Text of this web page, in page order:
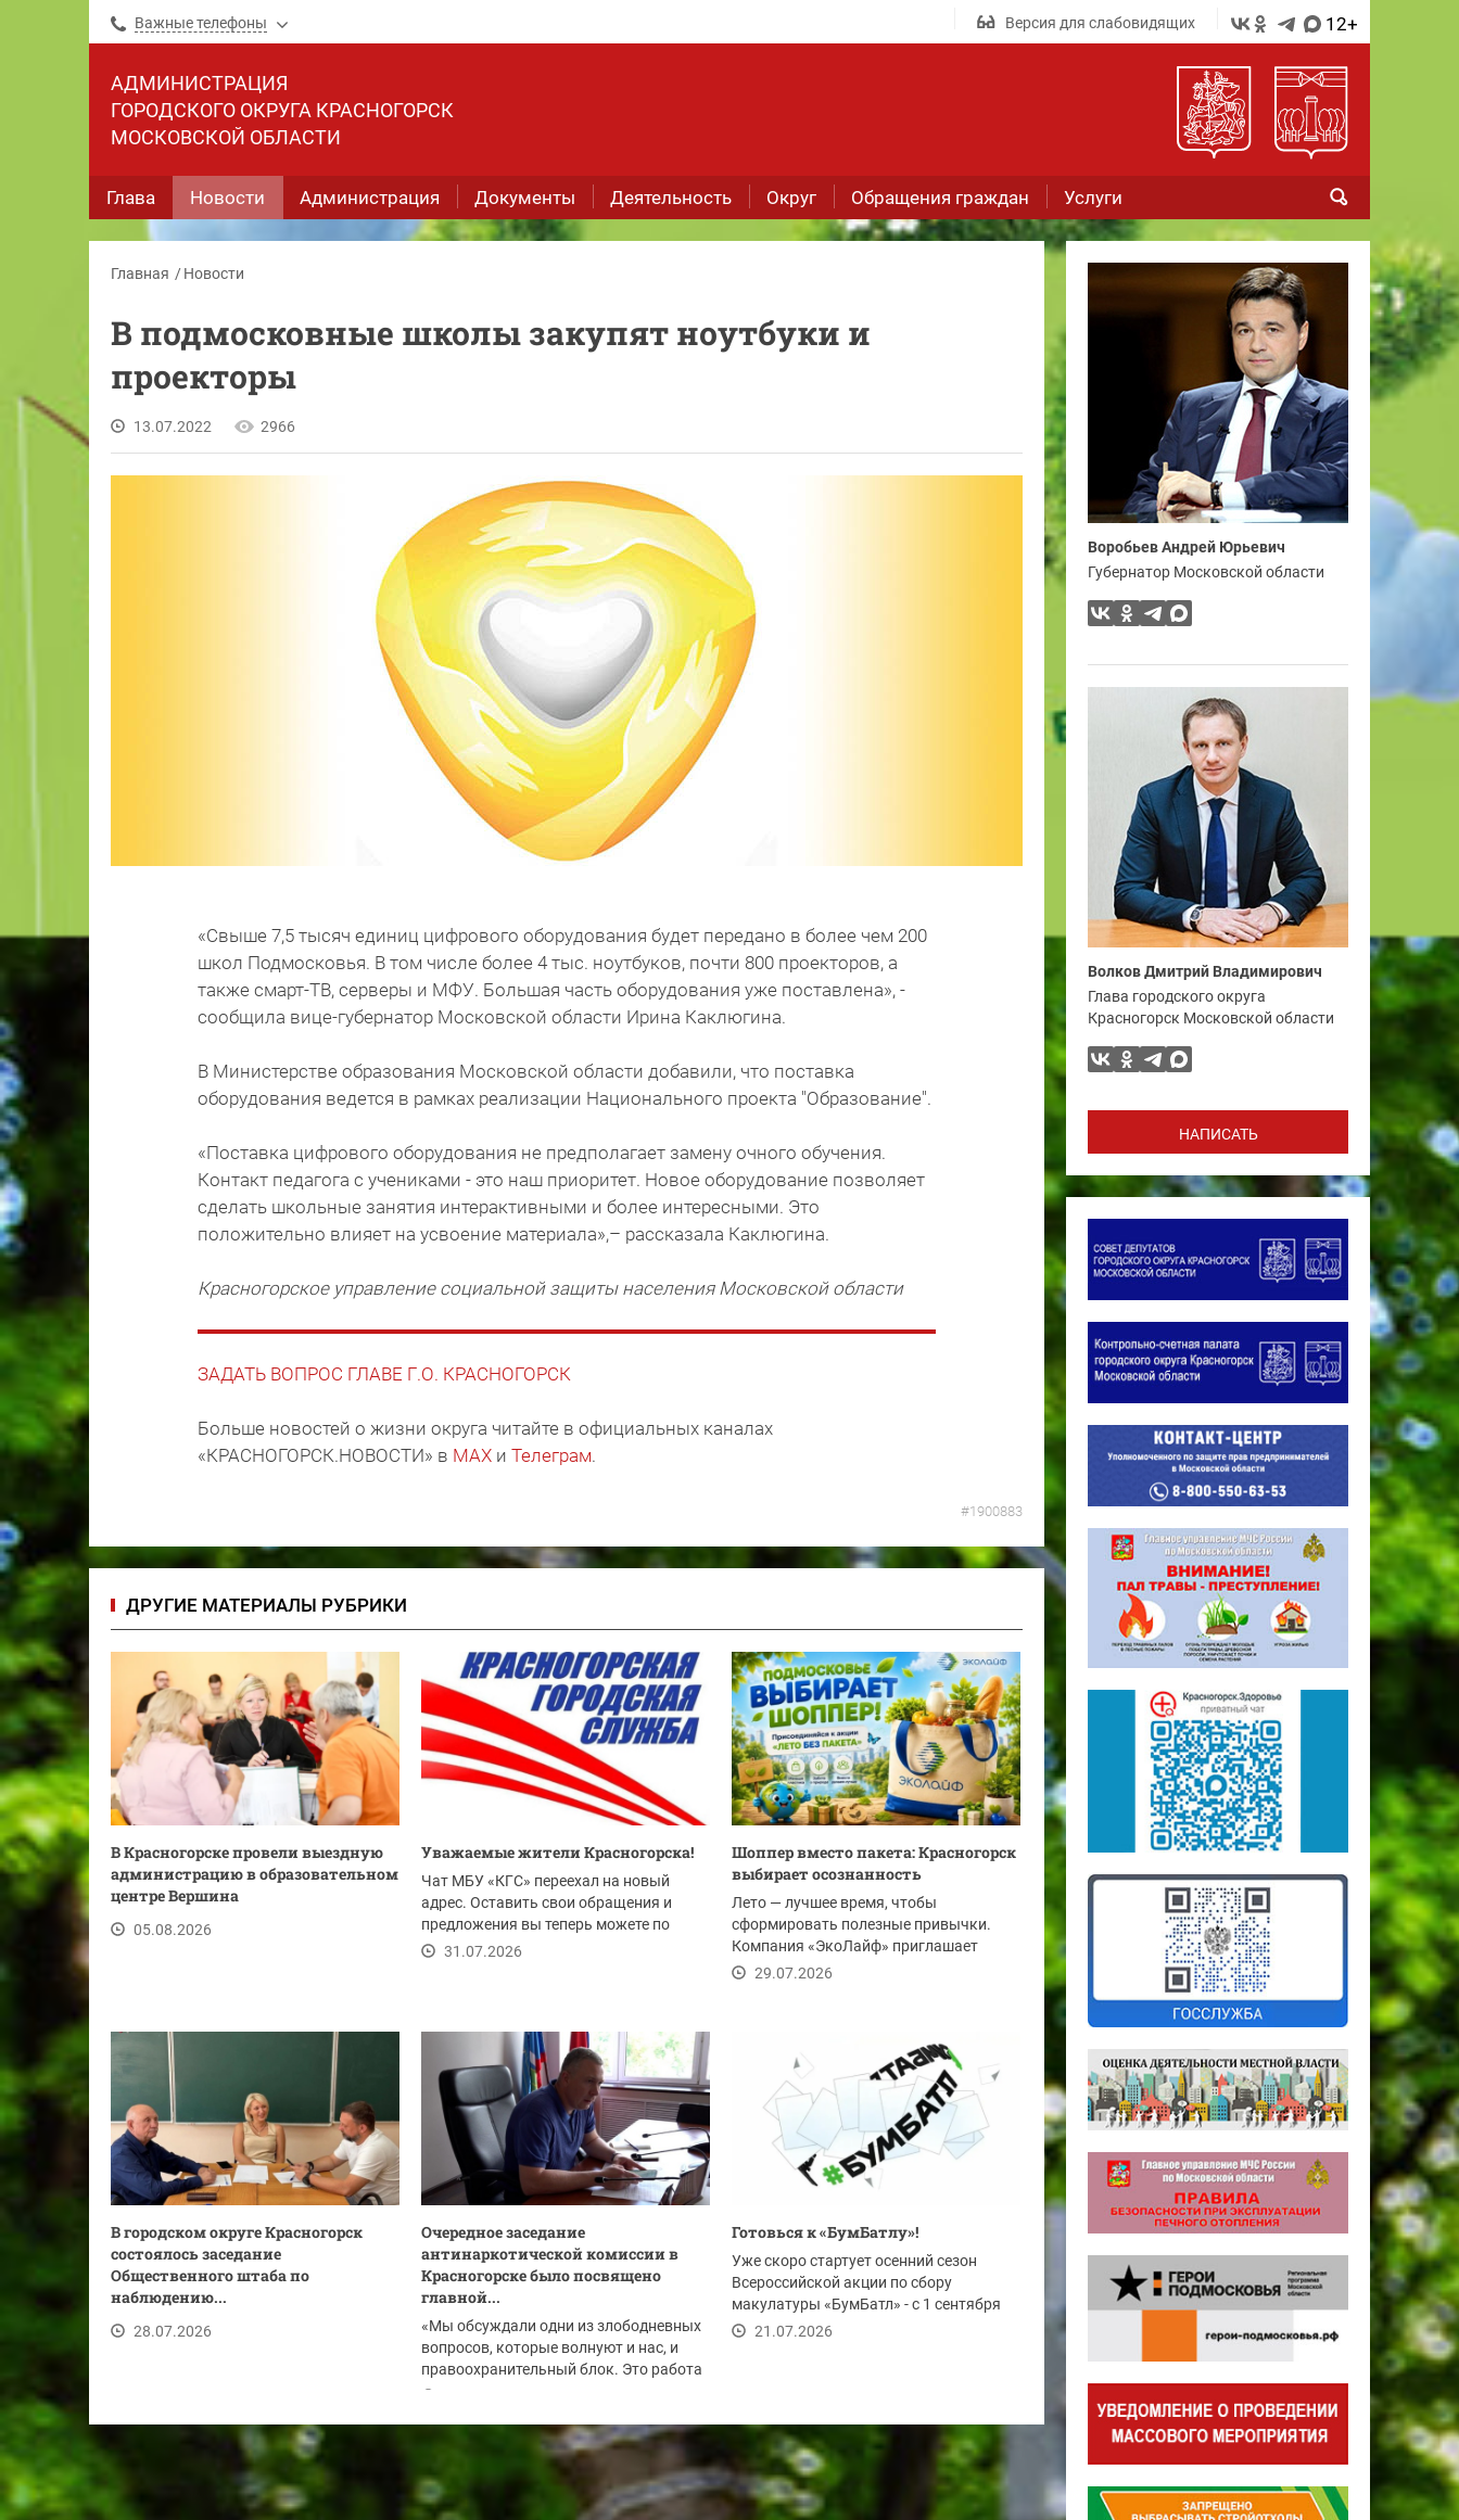
Важные телефоны Версия для слабовидящих 12+
АДМИНИСТРАЦИЯ
ГОРОДСКОГО ОКРУГА КРАСНОГОРСК
МОСКОВСКОЙ ОБЛАСТИ
Глава Новости Администрация Документы Деятельность Округ Обращения граждан Услуги
Главная Новости
В подмосковные школы закупят ноутбуки и
проекторы
13.07.2022 2966
«Свыше 7,5 тысяч единиц цифрового оборудования будет передано в более чем 200
школ Подмосковья. В том числе более 4 тыс. ноутбуков, почти 800 проекторов, а
также смарт-ТВ, серверы и МФУ. Большая часть оборудования уже поставлена», -
сообщила вице-губернатор Московской области Ирина Каклюгина.
В Министерстве образования Московской области добавили, что поставка
оборудования ведется в рамках реализации Национального проекта "Образование".
«Поставка цифрового оборудования не предполагает замену очного обучения.
Контакт педагога с учениками - это наш приоритет. Новое оборудование позволяет
сделать школьные занятия интерактивными и более интересными. Это
положительно влияет на усвоение материала»,– рассказала Каклюгина.
Красногорское управление социальной защиты населения Московской области
ЗАДАТЬ ВОПРОС ГЛАВЕ Г.О. КРАСНОГОРСК
Больше новостей о жизни округа читайте в официальных каналах
«КРАСНОГОРСК.НОВОСТИ» в MAX и Телеграм.
#1900883
ДРУГИЕ МАТЕРИАЛЫ РУБРИКИ
В Красногорске провели выездную
администрацию в образовательном
центре Вершина
05.08.2026
Уважаемые жители Красногорска!
Чат МБУ «КГС» переехал на новый
адрес. Оставить свои обращения и
предложения вы теперь можете по
ссылке.
31.07.2026
Шоппер вместо пакета: Красногорск
выбирает осознанность
Лето — лучшее время, чтобы
сформировать полезные привычки.
Компания «ЭкоЛайф» приглашает
жителей Красногорска и всего...
29.07.2026
В городском округе Красногорск
состоялось заседание
Общественного штаба по
наблюдению...
28.07.2026
Очередное заседание
антинаркотической комиссии в
Красногорске было посвящено
главной...
«Мы обсуждали одни из злободневных
вопросов, которые волнуют и нас, и
правоохранительный блок. Это работа
по...
Готовься к «БумБатлу»!
Уже скоро стартует осенний сезон
Всероссийской акции по сбору
макулатуры «БумБатл» - с 1 сентября
по 30 ноября. Акция...
21.07.2026
Воробьев Андрей Юрьевич
Губернатор Московской области
Волков Дмитрий Владимирович
Глава городского округа
Красногорск Московской области
НАПИСАТЬ